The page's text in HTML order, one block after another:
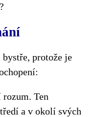
protože je
Ten
a v okolí svých